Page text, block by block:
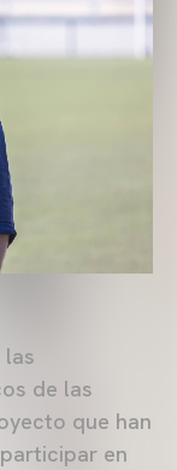
las
de las
que han
en